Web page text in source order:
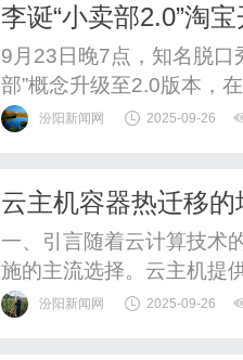
了极致的观影体验。无论
李诞“小卖部2.0”淘
段
9月23日晚7点，知名脱口
部”概念升级至2.0版本，
明星跨界带货，其背后折
为锚：“讲故事”重塑带货
汾阳新闻网 2025-09-26
云主机容器热迁移
一、引言随着云计算技术
施的主流选择。云主机提
业务需求快速调整云主机
汾阳新闻网 2025-09-26